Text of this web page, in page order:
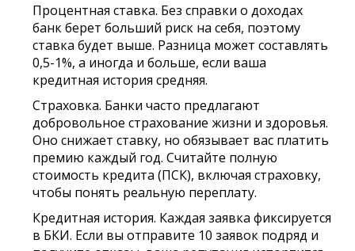
Процентная ставка. Без справки о доходах
банк берет больший риск на себя, поэтому
ставка будет выше. Разница может составлять
0,5-1%, а иногда и больше, если ваша
кредитная история средняя.
Страховка. Банки часто предлагают
добровольное страхование жизни и здоровья.
Оно снижает ставку, но обязывает вас платить
премию каждый год. Считайте полную
стоимость кредита (ПСК), включая страховку,
чтобы понять реальную переплату.
Кредитная история. Каждая заявка фиксируется
в БКИ. Если вы отправите 10 заявок подряд и